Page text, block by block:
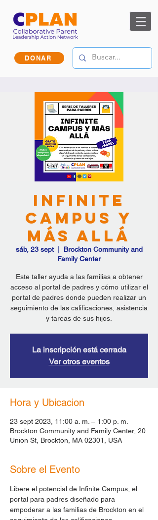
DONAR
Infinite
Campus y
más allá
sáb, 23 sept
  |
Brockton Community and
Family Center
Este taller ayuda a las familias a obtener
acceso al portal de padres y cómo utilizar el
portal de padres donde pueden realizar un
seguimiento de las calificaciones, asistencia
y tareas de sus hijos.
La inscripción está cerrada
Ver otros eventos
Hora y Ubicacion
23 sept 2023, 11:00 a. m. – 1:00 p. m.
Brockton Community and Family Center, 20
Union St, Brockton, MA 02301, USA
Sobre el Evento
Libere el potencial de Infinite Campus, el
portal para padres diseñado para
empoderar a las familias de Brockton en el